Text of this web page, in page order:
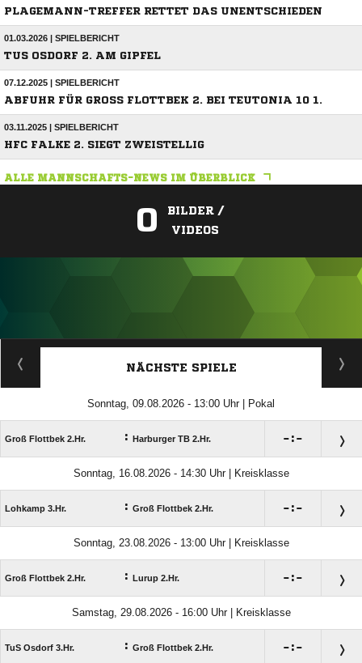
PLAGEMANN-TREFFER RETTET DAS UNENTSCHIEDEN
01.03.2026 | SPIELBERICHT
TUS OSDORF 2. AM GIPFEL
07.12.2025 | SPIELBERICHT
ABFUHR FÜR GROSS FLOTTBEK 2. BEI TEUTONIA 10 1.
03.11.2025 | SPIELBERICHT
HFC FALKE 2. SIEGT ZWEISTELLIG
ALLE MANNSCHAFTS-NEWS IM ÜBERBLICK
0
BILDER /
VIDEOS
ANZEIGE
NÄCHSTE SPIELE
Sonntag, 09.08.2026 - 13:00 Uhr | Pokal
Groß Flottbek 2.Hr. : Harburger TB 2.Hr. :
Sonntag, 16.08.2026 - 14:30 Uhr | Kreisklasse
Lohkamp 3.Hr. : Groß Flottbek 2.Hr. :
Sonntag, 23.08.2026 - 13:00 Uhr | Kreisklasse
Groß Flottbek 2.Hr. : Lurup 2.Hr. :
Samstag, 29.08.2026 - 16:00 Uhr | Kreisklasse
TuS Osdorf 3.Hr. : Groß Flottbek 2.Hr. :